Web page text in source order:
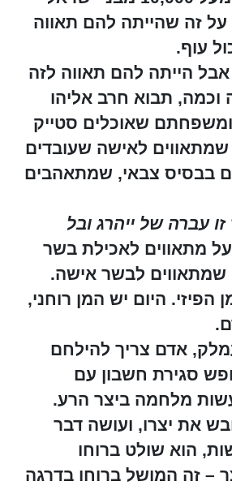
זה שהייתה להם תאווה
עוף.
הייתה להם תאווה לזה
תבוא חרב אליהו
שאוכלים סטייק
לאישה שעובדים
בבסיס צבאי, שמתאהבים
עברה של ייהרג ובל
על מתאווים לאכילת בשר
שמתאווים לבשר אישה.
הפיזי. היום יש המן רוחני,
אדם צריך להילחם
סגירת חשבון עם
מלחמה ביצר הרע.
את יצרו, ועושה דבר
הוא שולט ברוחו
– זה המושל ברוחו בדרגה